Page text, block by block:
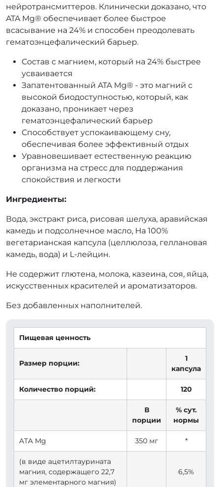
нейротрансмиттеров. Клинически доказано, что
ATA Mg® обеспечивает более быстрое
всасывание на 24% и способен преодолевать
гематоэнцефалический барьер.
Состав с магнием, который на 24% быстрее
усваивается
Запатентованный ATA Mg® - это магний с
высокой биодоступностью, который, как
доказано, проникает через
гематоэнцефалический барьер
Способствует успокаивающему сну,
обеспечивая более эффективный отдых
Уравновешивает естественную реакцию
организма на стресс для поддержания
спокойствия и легкости
Ингредиенты:
Вода, экстракт риса, рисовая шелуха, аравийская
камедь и подсолнечное масло, На 100%
вегетарианская капсула (целлюлоза, геллановая
камедь, вода) и L-лейцин.
Не содержит глютена, молока, казеина, соя, яйца,
искусственных красителей и ароматизаторов.
Без добавленных наполнителей.
Пищевая ценность
Размер порции:
1
капсула
Количество порций: 120
В
порции
% сут.
нормы
ATA Mg 350 мг *
(в виде ацетилтаурината
магния, содержащего 22,7
мг элементарного магния)
6,5%